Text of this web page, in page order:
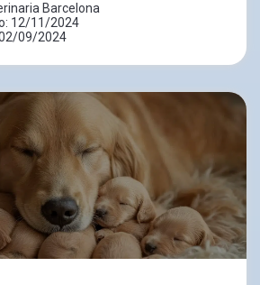
Barcelona
12/11/2024
09/2024